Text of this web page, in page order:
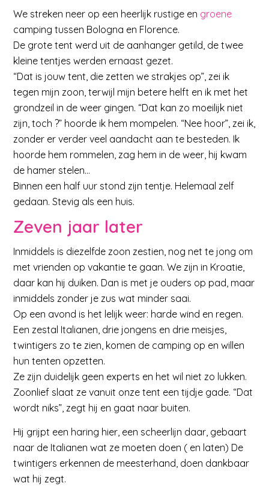
We streken neer op een heerlijk rustige en groene
camping tussen Bologna en Florence.
De grote tent werd uit de aanhanger getild, de twee
kleine tentjes werden ernaast gezet.
“Dat is jouw tent, die zetten we strakjes op”, zei ik
tegen mijn zoon, terwijl mijn betere helft en ik met het
grondzeil in de weer gingen. “Dat kan zo moeilijk niet
zijn, toch ?” hoorde ik hem mompelen. “Nee hoor”, zei ik,
zonder er verder veel aandacht aan te besteden. Ik
hoorde hem rommelen, zag hem in de weer, hij kwam
de hamer stelen…
Binnen een half uur stond zijn tentje. Helemaal zelf
gedaan. Stevig als een huis.
Zeven jaar later
Inmiddels is diezelfde zoon zestien, nog net te jong om
met vrienden op vakantie te gaan. We zijn in Kroatie,
daar kan hij duiken. Dan is met je ouders op pad, maar
inmiddels zonder je zus wat minder saai.
Op een avond is het lelijk weer: harde wind en regen.
Een zestal Italianen, drie jongens en drie meisjes,
twintigers zo te zien, komen de camping op en willen
hun tenten opzetten.
Ze zijn duidelijk geen experts en het wil niet zo lukken.
Zoonlief slaat ze vanuit onze tent een tijdje gade. “Dat
wordt niks”, zegt hij en gaat naar buiten.
Hij grijpt een haring hier, een scheerlijn daar, gebaart
naar de Italianen wat ze moeten doen ( en laten) De
twintigers erkennen de meesterhand, doen dankbaar
wat hij zegt.